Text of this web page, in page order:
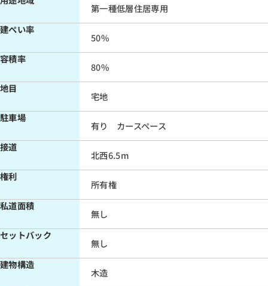
20年
15年
頭金
万円（半角数字）
年収
第一種低層住居専用
建ぺい率
50%
容積率
80%
地目
宅地
駐車場
有り カースペース
接道
北西6.5m
権利
所有権
私道面積
無し
セットバック
無し
建物構造
木造